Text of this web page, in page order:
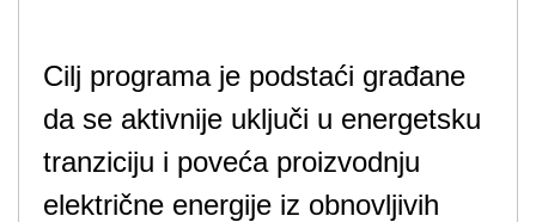
Cilj programa je podstaći građane
da se aktivnije uključi u energetsku
tranziciju i poveća proizvodnju
električne energije iz obnovljivih